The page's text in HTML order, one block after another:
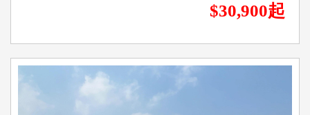
$30,900起